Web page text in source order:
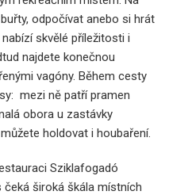
odpočívat anebo si hrát
skvělé příležitosti i
najdete konečnou
vagóny. Během cesty
mezi ně patří pramen
obora u zastávky
holdovat i houbaření.
Sziklafogadó
čeká široká škála místních